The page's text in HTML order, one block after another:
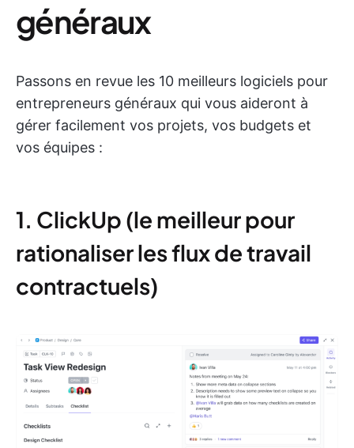
généraux
Passons en revue les 10 meilleurs logiciels pour
entrepreneurs généraux qui vous aideront à
gérer facilement vos projets, vos budgets et
vos équipes :
1. ClickUp (le meilleur pour
rationaliser les flux de travail
contractuels)